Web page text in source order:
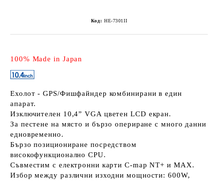
Код: HE-7301II
100% Made in Japan
Ехолот - GPS/Фишфайндер комбинирани в един
апарат.
Изключителен 10,4” VGA цветен LCD екран.
За пестене на място и бързо опериране с много данни
едновременно.
Бързо позициониране посредством
високофункционално CPU.
Съвместим с електронни карти C-map NT+ и МАХ.
Избор между различни изходни мощности: 600W,